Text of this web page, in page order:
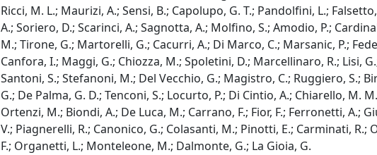
Ricci, M. L.; Maurizi, A.; Sensi, B.; Capolupo, G. T.; Pandolfini, L.;
A.; Soriero, D.; Scarinci, A.; Sagnotta, A.; Molfino, S.; Amodio, P.;
M.; Tirone, G.; Martorelli, G.; Cacurri, A.; Di Marco, C.; Marsanic, P.;
Canfora, I.; Maggi, G.; Chiozza, M.; Spoletini, D.; Marcellinaro, R.; Lisi,
Santoni, S.; Stefanoni, M.; Del Vecchio, G.; Magistro, C.; Ruggiero, S.;
G.; De Palma, G. D.; Tenconi, S.; Locurto, P.; Di Cintio, A.; Chiarello, M.
Ortenzi, M.; Biondi, A.; De Luca, M.; Carrano, F.; Fior, F.; Ferronetti, A.;
V.; Piagnerelli, R.; Canonico, G.; Colasanti, M.; Pinotti, E.; Carminati, R.;
F.; Organetti, L.; Monteleone, M.; Dalmonte, G.; La Gioia, G.